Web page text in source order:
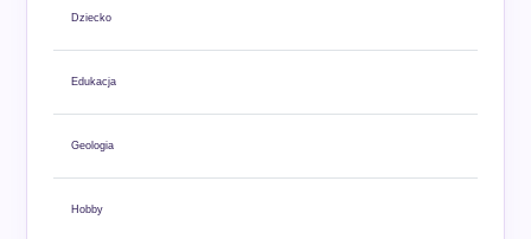
Dziecko
Edukacja
Geologia
Hobby